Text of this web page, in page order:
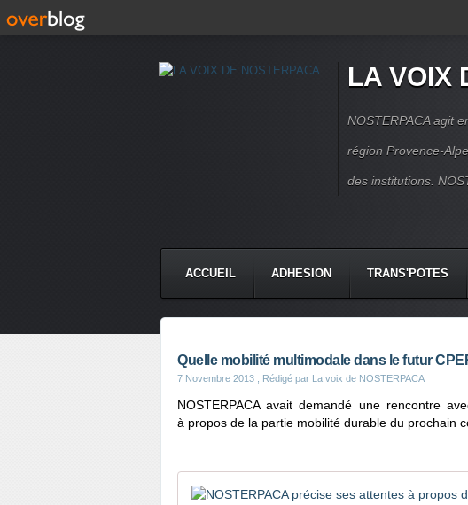
LA VOIX
NOSTERPACA agit
région Provence-
des institutions.
ACCUEIL ADHESION TRANS'POTES
Quelle mobilité multimodale dans le futur
7 Novembre 2013 , Rédigé par La voix de NOSTERPACA
NOSTERPACA avait demandé une rencontre
à propos de la partie mobilité durable du prochain